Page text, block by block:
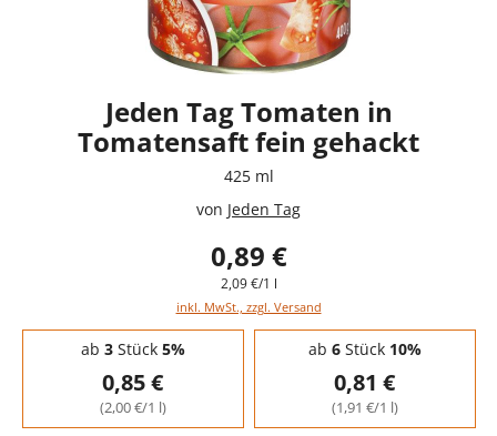
Jeden Tag Tomaten in
Tomatensaft fein gehackt
425 ml
von Jeden Tag
0,89 €
2,09 €/1 l
inkl. MwSt., zzgl. Versand
Staffelpreise - Mengenrabatt
ab 3Stück 5%
0,85 €
(2,00 €/1 l)
ab 6Stück 10%
0,81 €
(1,91 €/1 l)